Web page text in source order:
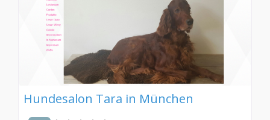
Hundesalon Tara in München